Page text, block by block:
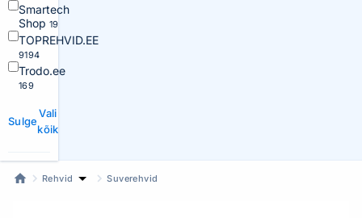
Smartech
Shop 19
TOPREHVID.EE
9194
Trodo.ee
169
Sulge
Vali
kõik
Rehvid Suverehvid